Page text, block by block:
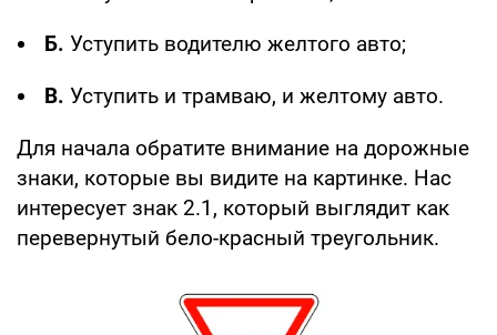
Б. Уступить водителю желтого авто;
В. Уступить и трамваю, и желтому авто.
Для начала обратите внимание на дорожные
знаки, которые вы видите на картинке. Нас
интересует знак 2.1, который выглядит как
перевернутый бело-красный треугольник.